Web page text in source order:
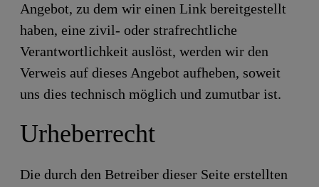
Angebot, zu dem wir einen Link bereitgestellt
haben, eine zivil- oder strafrechtliche
Verantwortlichkeit auslöst, werden wir den
Verweis auf dieses Angebot aufheben, soweit
uns dies technisch möglich und zumutbar ist.
Urheberrecht
Die durch den Betreiber dieser Seite erstellten